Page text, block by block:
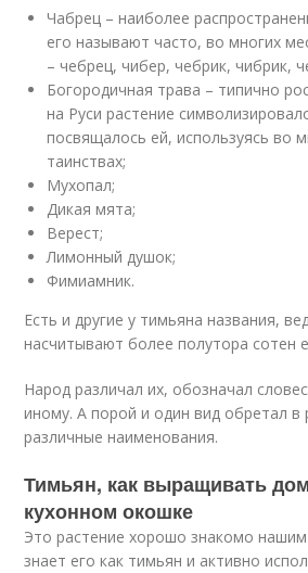
Чабрец – наиболее
его называют часто, во многих
– чебрец, чибер, чебрик, чибрик,
Богородичная трава – типично
на Руси растение
посвящалось ей, используясь во
таинствах;
Мухопал;
Дикая мята;
Верест;
Лимонный душок;
Фимиамник.
Есть и другие у тимьяна названия,
насчитывают более полутора сотен
Народ различал их, обозначал
иному. А порой и один вид обретал в
различные наименования.
Тимьян, как выращивать
кухонном окошке
Это растение хорошо знакомо
знает его как тимьян и активно